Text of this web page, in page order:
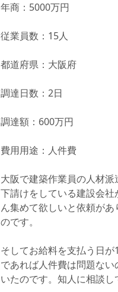
年商：5000万円
従業員数：15人
都道府県：大阪府
調達日数：2日
調達額：600万円
費用用途：人件費
大阪で建築作業員の人材
下請けをしている建設会
ん集めて欲しいと依頼が
のです。
そしてお給料を支払う日
であれば人件費は問題な
いたのです。知人に相談し